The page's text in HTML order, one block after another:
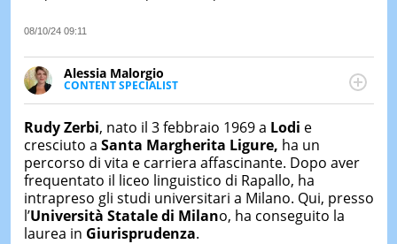
DI
IERI
08/10/24 09:11
Alessia Malorgio
CONTENT SPECIALIST
Ha conseguito un Master in Marketing Management
occupa della creazione di contenuti in ottica SEO e
dello sviluppo di strategie marketing attraverso
canali digitali.
Rudy Zerbi, nato il 3 febbraio 1969 a Lodi e
cresciuto a Santa Margherita Ligure, ha un
percorso di vita e carriera affascinante. Dopo aver
frequentato il liceo linguistico di Rapallo, ha
intrapreso gli studi universitari a Milano. Qui, presso
l’Università Statale di Milano, ha conseguito la
laurea in Giurisprudenza.